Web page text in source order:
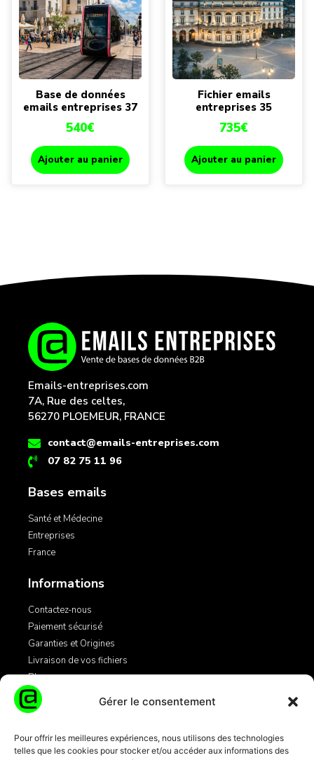
Gérer le consentement
Pour offrir les meilleures expériences, nous utilisons des technologies
telles que les cookies pour stocker et/ou accéder aux informations des
Base de données
emails entreprises 37
540€
Ajouter au panier
Fichier emails
entreprises 35
735€
Ajouter au panier
Emails-entreprises.com
7A, Rue des celtes,
56270 PLOEMEUR, FRANCE
contact@emails-entreprises.com
07 82 75 11 96
Bases emails
Santé et Médecine
Entreprises
France
Informations
Contactez-nous
Paiement sécurisé
Garanties et Origines
Livraison de vos fichiers
Blog
Mentions Légales